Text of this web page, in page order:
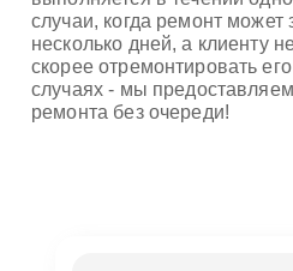
случаи, когда ремонт может
несколько дней, а клиенту
скорее отремонтировать
случаях - мы предоставляем
ремонта без очереди!